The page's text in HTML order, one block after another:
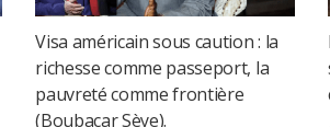
Visa américain sous caution : la
richesse comme passeport, la
pauvreté comme frontière
(Boubacar Sèye).